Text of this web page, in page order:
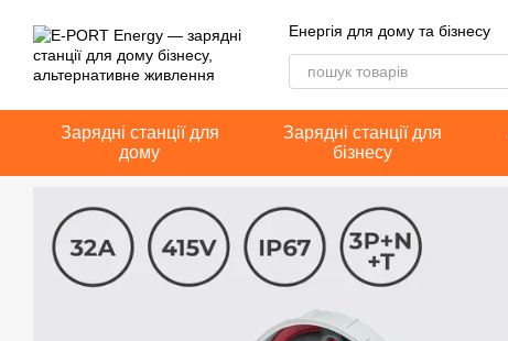
Енергія для дому та бізнесу
Зарядні станції для
дому
Зарядні станції для
бізнесу